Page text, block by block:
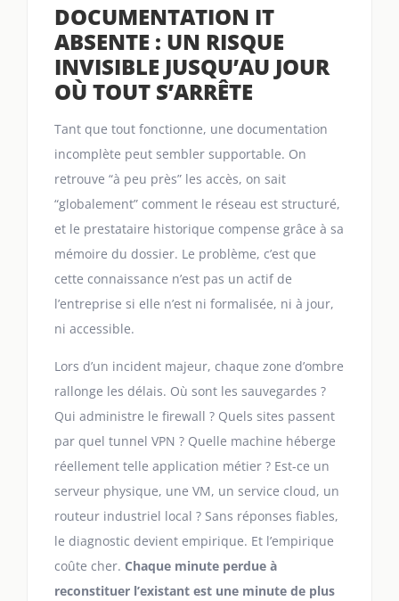
DOCUMENTATION IT
ABSENTE : UN RISQUE
INVISIBLE JUSQU’AU JOUR
OÙ TOUT S’ARRÊTE
Tant que tout fonctionne, une documentation
incomplète peut sembler supportable. On
retrouve “à peu près” les accès, on sait
“globalement” comment le réseau est structuré,
et le prestataire historique compense grâce à sa
mémoire du dossier. Le problème, c’est que
cette connaissance n’est pas un actif de
l’entreprise si elle n’est ni formalisée, ni à jour,
ni accessible.
Lors d’un incident majeur, chaque zone d’ombre
rallonge les délais. Où sont les sauvegardes ?
Qui administre le firewall ? Quels sites passent
par quel tunnel VPN ? Quelle machine héberge
réellement telle application métier ? Est-ce un
serveur physique, une VM, un service cloud, un
routeur industriel local ? Sans réponses fiables,
le diagnostic devient empirique. Et l’empirique
coûte cher. Chaque minute perdue à
reconstituer l’existant est une minute de plus